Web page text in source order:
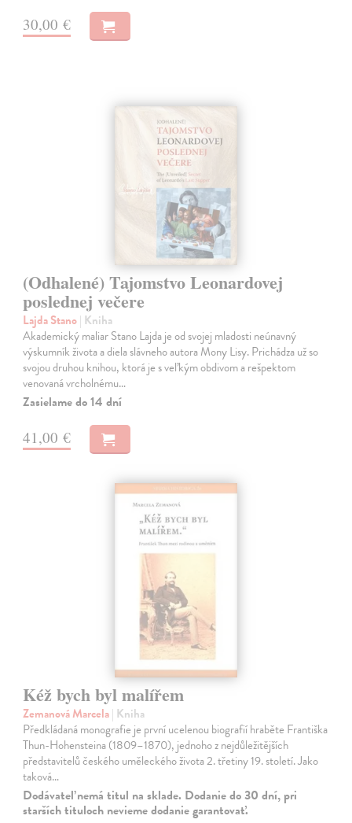
30,00 €
(Odhalené) Tajomstvo Leonardovej
poslednej večere
Lajda Stano| Kniha
Akademický maliar Stano Lajda je od svojej mladosti neúnavný
výskumník života a diela slávneho autora Mony Lisy. Prichádza už so
svojou druhou knihou, ktorá je s veľkým obdivom a rešpektom
venovaná vrcholnému…
Zasielame do 14 dní
41,00 €
Kéž bych byl malířem
Zemanová Marcela| Kniha
Předkládaná monografie je první ucelenou biografií hraběte Františka
Thun-Hohensteina (1809–1870), jednoho z nejdůležitějších
představitelů českého uměleckého života 2. třetiny 19. století. Jako
taková…
Dodávateľ nemá titul na sklade. Dodanie do 30 dní, pri
starších tituloch nevieme dodanie garantovať.